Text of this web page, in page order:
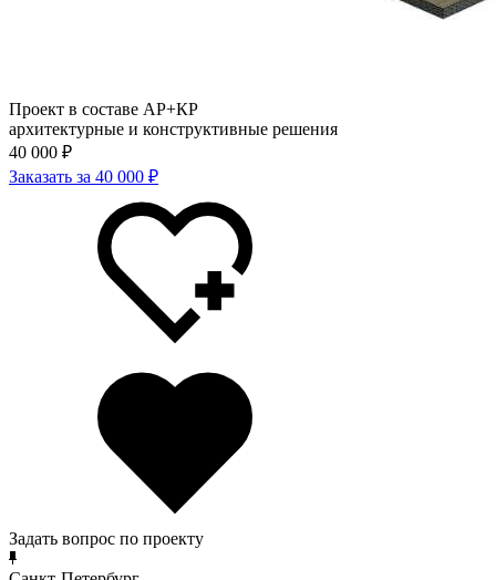
Проект в составе АР+КР
архитектурные и конструктивные решения
40 000 ₽
Заказать за 40 000 ₽
Задать вопрос по проекту